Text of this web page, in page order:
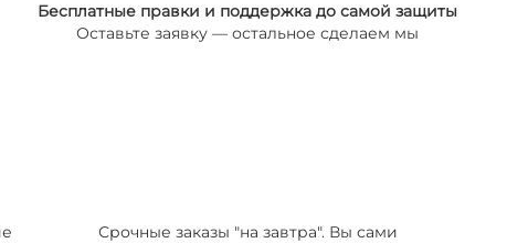
Бесплатные правки и поддержка до самой защиты
Оставьте заявку — остальное сделаем мы
Срочные заказы "на завтра". Вы сами